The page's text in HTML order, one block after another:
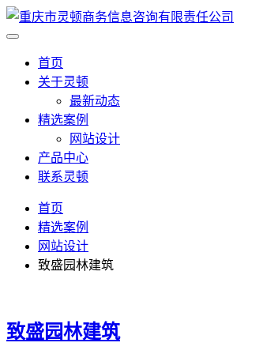
首页
关于灵顿
最新动态
精选案例
网站设计
产品中心
联系灵顿
首页
精选案例
网站设计
致盛园林建筑
致盛园林建筑